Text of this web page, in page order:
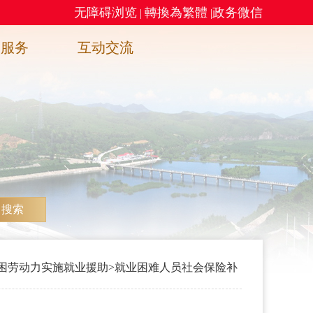
无障碍浏览 | 轉換為繁體 |政务微信
务 互动交流
搜索
劳动力实施就业援助>就业困难人员社会保险补